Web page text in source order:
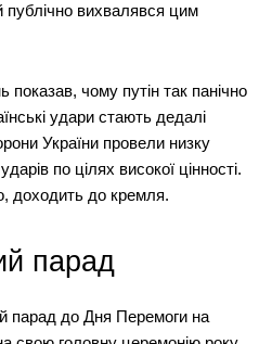
вихвалявся цим
чому путін так панічно
удари стають дедалі
України провели низку
по цілях високої цінності.
доходить до кремля.
парад
парад до Дня Перемоги на